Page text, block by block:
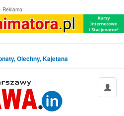
Reklama:
Olechny, Kajetana